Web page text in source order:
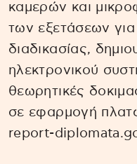
καμερών και
των εξετάσεων
διαδικασίας,
ηλεκτρονικού
θεωρητικές
σε εφαρμογή
report-